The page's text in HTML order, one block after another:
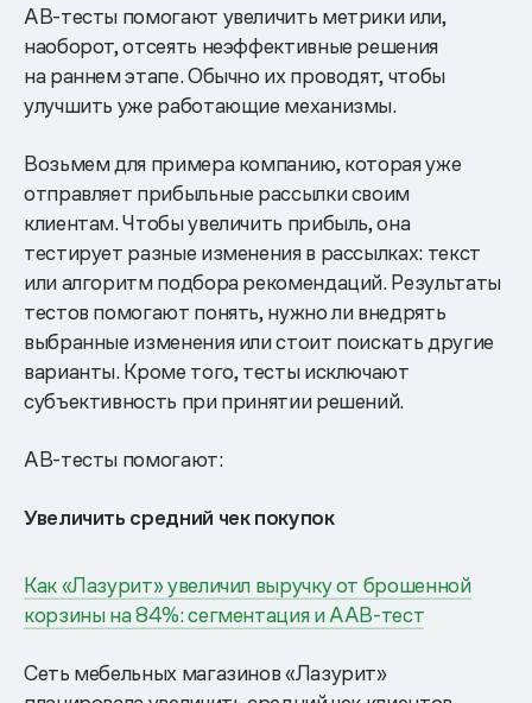
AB-тесты помогают увеличить метрики или,
наоборот, отсеять неэффективные решения
на раннем этапе. Обычно их проводят, чтобы
улучшить уже работающие механизмы.
Возьмем для примера компанию, которая уже
отправляет прибыльные рассылки своим
клиентам. Чтобы увеличить прибыль, она
тестирует разные изменения в рассылках: текст
или алгоритм подбора рекомендаций. Результаты
тестов помогают понять, нужно ли внедрять
выбранные изменения или стоит поискать другие
варианты. Кроме того, тесты исключают
субъективность при принятии решений.
АВ-тесты помогают:
Увеличить средний чек покупок
Как «Лазурит» увеличил выручку от брошенной
корзины на 84%: сегментация и AAB-тест
Сеть мебельных магазинов «Лазурит»